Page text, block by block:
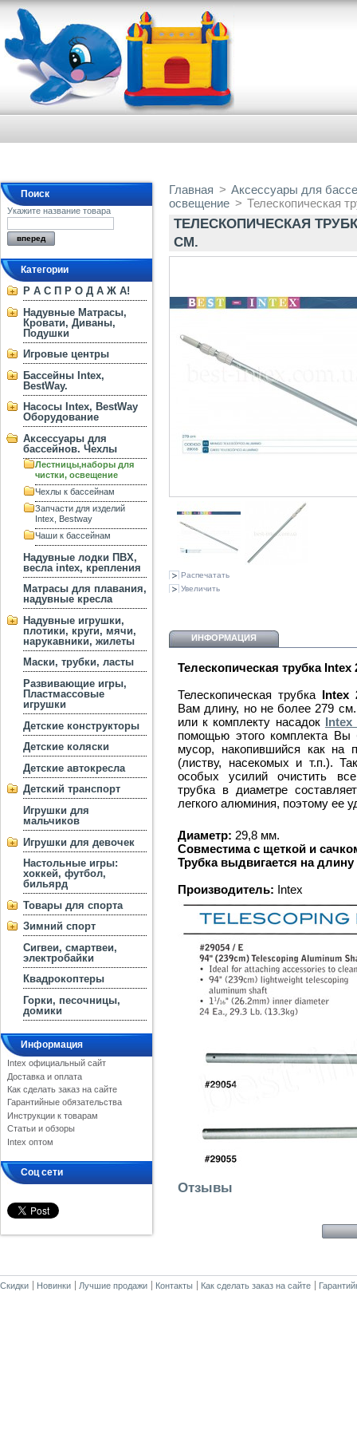
Поиск
Укажите название товара
Категории
Р А С П Р О Д А Ж А!
Надувные Матрасы,
Кровати, Диваны,
Подушки
Игровые центры
Бассейны Intex,
BestWay.
Насосы Intex, BestWay
Оборудование
Аксессуары для
бассейнов. Чехлы
Лестницы,наборы для
чистки, освещение
Чехлы к бассейнам
Запчасти для изделий
Intex, Bestway
Чаши к бассейнам
Надувные лодки ПВХ,
весла intex, крепления
Матрасы для плавания,
надувные кресла
Надувные игрушки,
плотики, круги, мячи,
нарукавники, жилеты
Маски, трубки, ласты
Развивающие игры,
Пластмассовые
игрушки
Детские конструкторы
Детские коляски
Детские автокресла
Детский транспорт
Игрушки для
мальчиков
Игрушки для девочек
Настольные игры:
хоккей, футбол,
бильярд
Товары для спорта
Зимний спорт
Сигвеи, смартвеи,
электробайки
Квадрокоптеры
Горки, песочницы,
домики
Информация
Intex официальный сайт
Доставка и оплата
Как сделать заказ на сайте
Гарантийные обязательства
Инструкции к товарам
Статьи и обзоры
Intex оптом
Соц сети
Главная > Аксессуары для
освещение > Телескопическая
ТЕЛЕСКОПИЧЕСКАЯ
СМ.
Распечатать
Увеличить
ИНФОРМАЦИЯ
Телескопическая трубка Intex
Телескопическая трубка Intex
Вам длину, но не более 279
или к комплекту насадок Intex
помощью этого комплекта Вы
мусор, накопившийся как на
(листву, насекомых и т.п.).
особых усилий очистить все
трубка в диаметре
легкого алюминия, поэтому ее
Диаметр: 29,8 мм.
Совместима с щеткой и
Трубка выдвигается на длину
Производитель: Intex
Отзывы
Скидки Новинки Лучшие продажи Контакты Как сделать заказ на сайте